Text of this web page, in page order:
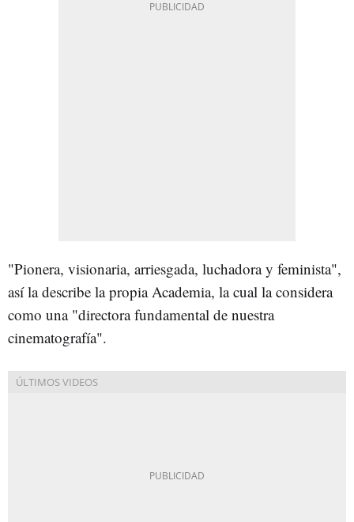
"Pionera, visionaria, arriesgada, luchadora y feminista",
así la describe la propia Academia, la cual la considera
como una "directora fundamental de nuestra
cinematografía".